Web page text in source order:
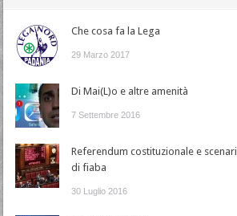
Che cosa fa la Lega
29 Marzo 2017
Di Mai(L)o e altre amenità
7 Settembre 2016
Referendum costituzionale e scenari
di fiaba
30 Luglio 2016